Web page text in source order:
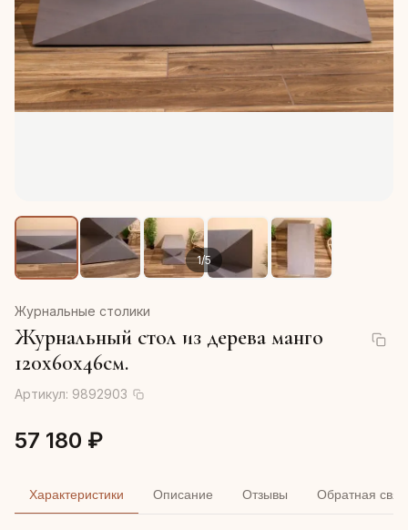
1/5
Журнальные столики
Журнальный стол из дерева манго
120х60х46см.
Артикул: 9892903
57 180 ₽
Характеристики Описание Отзывы Обратная